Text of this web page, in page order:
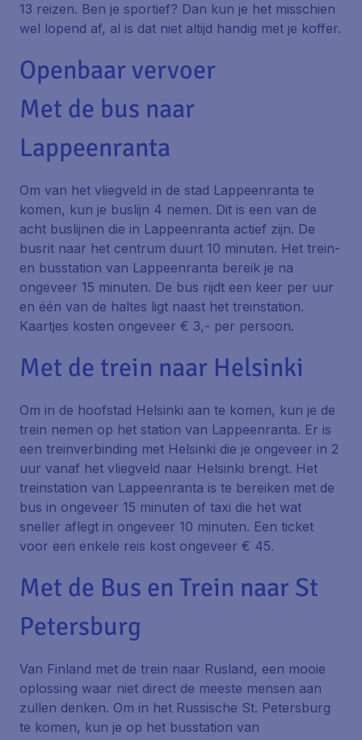
13 reizen. Ben je sportief? Dan kun je het misschien
wel lopend af, al is dat niet altijd handig met je koffer.
Openbaar vervoer
Met de bus naar
Lappeenranta
Om van het vliegveld in de stad Lappeenranta te
komen, kun je buslijn 4 nemen. Dit is een van de
acht buslijnen die in Lappeenranta actief zijn. De
busrit naar het centrum duurt 10 minuten. Het trein-
en busstation van Lappeenranta bereik je na
ongeveer 15 minuten. De bus rijdt een keer per uur
en één van de haltes ligt naast het treinstation.
Kaartjes kosten ongeveer € 3,- per persoon.
Met de trein naar Helsinki
Om in de hoofstad Helsinki aan te komen, kun je de
trein nemen op het station van Lappeenranta. Er is
een treinverbinding met Helsinki die je ongeveer in 2
uur vanaf het vliegveld naar Helsinki brengt. Het
treinstation van Lappeenranta is te bereiken met de
bus in ongeveer 15 minuten of taxi die het wat
sneller aflegt in ongeveer 10 minuten. Een ticket
voor een enkele reis kost ongeveer € 45.
Met de Bus en Trein naar St
Petersburg
Van Finland met de trein naar Rusland, een mooie
oplossing waar niet direct de meeste mensen aan
zullen denken. Om in het Russische St. Petersburg
te komen, kun je op het busstation van